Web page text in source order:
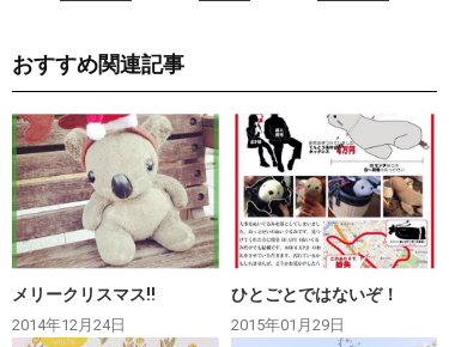
おすすめ関連記事
メリークリスマス‼︎
2014年12月24日
ひとごとではないぞ！
2015年01月29日